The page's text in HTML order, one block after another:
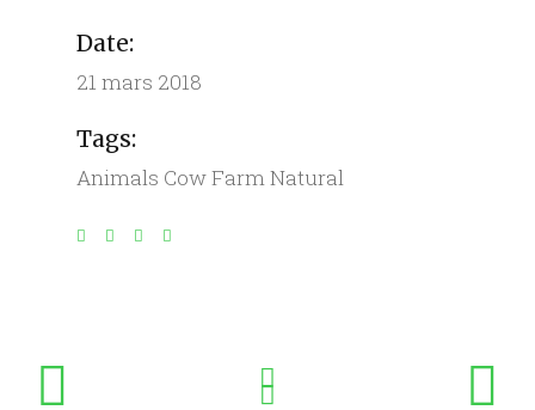
Date:
21 mars 2018
Tags:
Animals CowFarmNatural